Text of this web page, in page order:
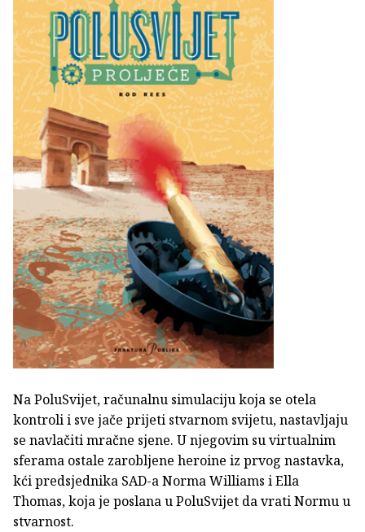
Na PoluSvijet, računalnu simulaciju koja se otela
kontroli i sve jače prijeti stvarnom svijetu, nastavljaju
se navlačiti mračne sjene. U njegovim su virtualnim
sferama ostale zarobljene heroine iz prvog nastavka,
kći predsjednika SAD-a Norma Williams i Ella
Thomas, koja je poslana u PoluSvijet da vrati Normu u
stvarnost.